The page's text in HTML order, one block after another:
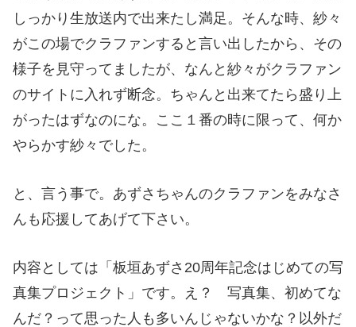
しっかり生放送内で出来たし満足。そんな時、紗々
がこの場でクラファンすると言い出したから、その
様子を見守ってましたが、なんと紗々がクラファン
のサイトに入れず断念。ちゃんと出来てたら盛り上
がったはずなのにな。ここ１番の時に限って、何か
やらかす紗々でした。
と、言う事で。あずさちゃんのクラファンをみなさ
んも応援してあげて下さい。
内容としては「板垣あずさ20周年記念はじめての写
真集プロジェクト」です。え？ 写真集、初めてな
んだ？って思った人も多いんじゃないかな？以外だ